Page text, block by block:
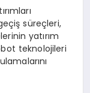
süreçleri,
yatırım
teknolojileri